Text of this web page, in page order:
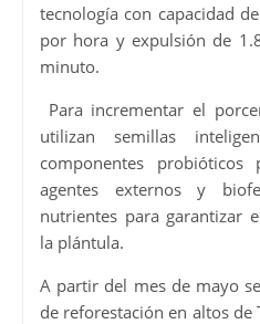
tecnología con capacidad
por hora y expulsión de
minuto.
Para incrementar el
utilizan semillas
componentes
agentes externos y
nutrientes para garantizar
la plántula.
A partir del mes de mayo
de reforestación en altos